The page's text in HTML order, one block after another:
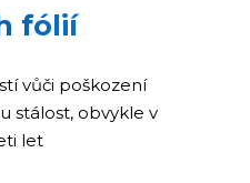
fólií
vůči poškození
stálost, obvykle v
let